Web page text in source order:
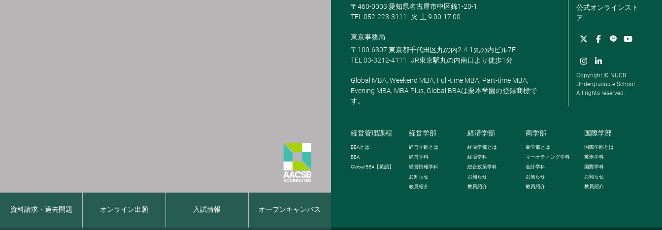
資料請求・過去問題 オンライン出願 入試情報 オープンキャンパス
〒460-0003 愛知県名古屋市中区錦1-20-1
TEL 052-223-3111
火-土 9:00-17:00
東京事務局
〒100-6307 東京都千代田区丸の内2-4-1丸の内ビル7F
TEL 03-3212-4111
JR東京駅丸の内南口より徒歩1分
Global MBA, Weekend MBA, Full-time MBA, Part-time MBA,
Evening MBA, MBA Plus, Global BBAは栗本学園の登録商標で
す。
公式オンラインスト
ア
Copyright © NUCB
Undergraduate School.
All rights reserved.
経営管理課程
BBAとは
BBA
Global BBA 【英語】
経営学部
経営学部とは
経営学科
経営情報学科
お知らせ
教員紹介
経済学部
経済学部とは
経済学科
総合政策学科
お知らせ
教員紹介
商学部
商学部とは
マーケティング学科
会計学科
お知らせ
教員紹介
国際学部
国際学部とは
英米学科
国際学科
お知らせ
教員紹介